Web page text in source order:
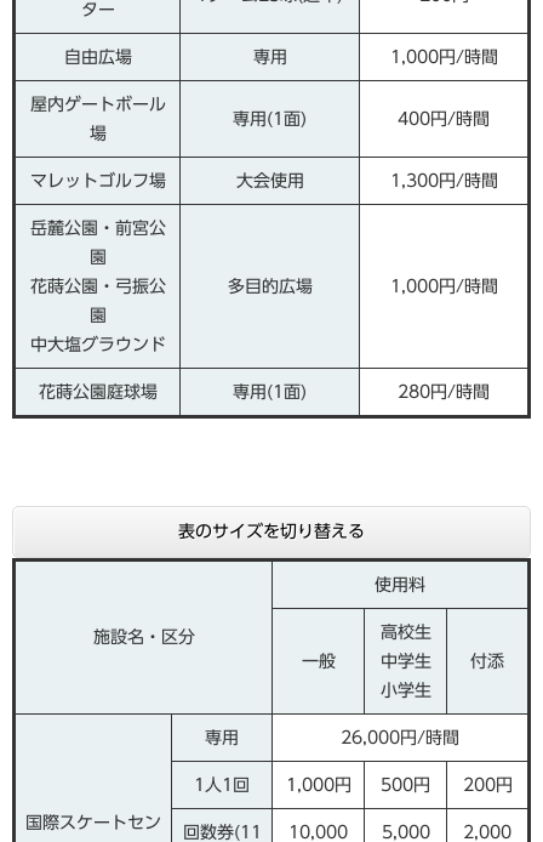
ター
自由広場 専用 1,000円/時間
屋内ゲートボール
場
専用(1面) 400円/時間
マレットゴルフ場 大会使用 1,300円/時間
岳麓公園・前宮公
園
花蒔公園・弓振公
園
中大塩グラウンド
多目的広場 1,000円/時間
花蒔公園庭球場 専用(1面) 280円/時間
表のサイズを切り替える
施設名・区分
使用料
一般
高校生
中学生
小学生
付添
国際スケートセン
専用 26,000円/時間
1人1回 1,000円 500円 200円
回数券(11
10,000
5,000
2,000